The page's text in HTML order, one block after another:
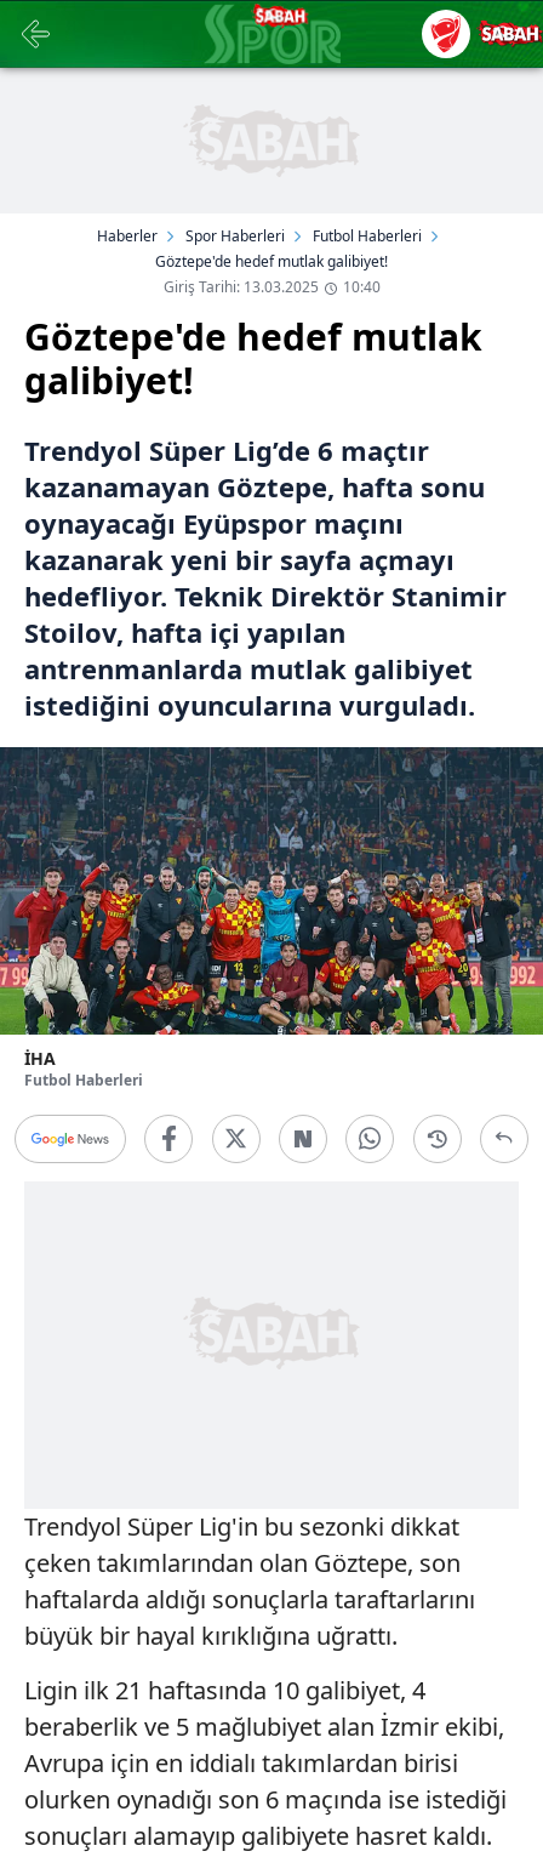
Haberler Spor Haberleri
Futbol Haberleri
Göztepe'de hedef mutlak galibiyet!
Giriş Tarihi: 13.03.2025
10:40
Göztepe'de hedef mutlak
galibiyet!
Trendyol Süper Lig’de 6 maçtır
kazanamayan Göztepe, hafta sonu
oynayacağı Eyüpspor maçını
kazanarak yeni bir sayfa açmayı
hedefliyor. Teknik Direktör Stanimir
Stoilov, hafta içi yapılan
antrenmanlarda mutlak galibiyet
istediğini oyuncularına vurguladı.
İHA
Futbol Haberleri
Trendyol Süper Lig'in bu sezonki dikkat
çeken takımlarından olan Göztepe, son
haftalarda aldığı sonuçlarla taraftarlarını
büyük bir hayal kırıklığına uğrattı.
Ligin ilk 21 haftasında 10 galibiyet, 4
beraberlik ve 5 mağlubiyet alan İzmir ekibi,
Avrupa için en iddialı takımlardan birisi
olurken oynadığı son 6 maçında ise istediği
sonuçları alamayıp galibiyete hasret kaldı.